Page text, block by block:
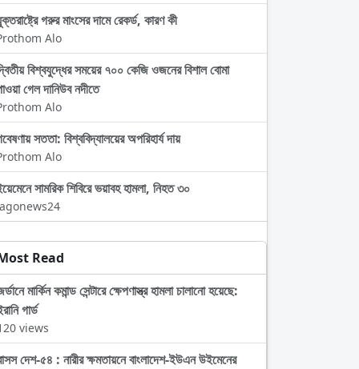
গরুর মাংসের দামে রেকর্ড, কারণ কী
Alo
বিশ্বযুদ্ধের সময়ের ৭০০ কেজি ওজনের বিশাল বোমা
গেল দানিউব নদীতে
Alo
সততা: বিশ্ববিদ্যালয়ের অপরিহার্য দায়
Alo
সামরিক শিবিরে ভয়াবহ হামলা, নিহত ৩০
Read
মার্কিন কমান্ড সেন্টারে ক্ষেপণাস্ত্র হামলা চালানো হয়েছে:
গার্ড
views
দেশ-৫৪ : নারীর ক্ষমতায়নে বাংলাদেশ-ইউএন উইমেনের